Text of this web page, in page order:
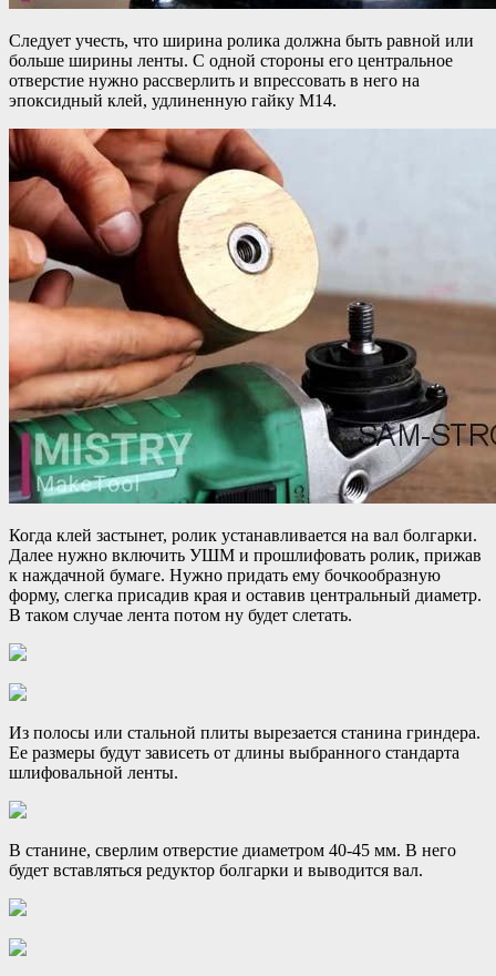
Следует учесть, что ширина ролика должна быть равной или
больше ширины ленты. С одной стороны его центральное
отверстие нужно рассверлить и впрессовать в него на
эпоксидный клей, удлиненную гайку М14.
Когда клей застынет, ролик устанавливается на вал болгарки.
Далее нужно включить УШМ и прошлифовать ролик, прижав
к наждачной бумаге. Нужно придать ему бочкообразную
форму, слегка присадив края и оставив центральный диаметр.
В таком случае лента потом ну будет слетать.
Из полосы или стальной плиты вырезается станина гриндера.
Ее размеры будут зависеть от длины выбранного стандарта
шлифовальной ленты.
В станине, сверлим отверстие диаметром 40-45 мм. В него
будет вставляться редуктор болгарки и выводится вал.